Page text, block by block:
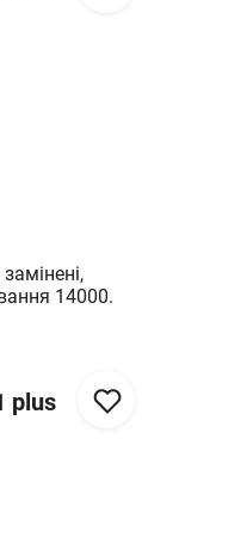
14000.
plus